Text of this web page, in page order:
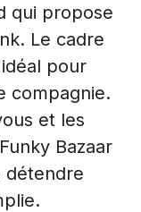
qui propose
Le cadre
pour
compagnie.
et les
Bazaar
détendre